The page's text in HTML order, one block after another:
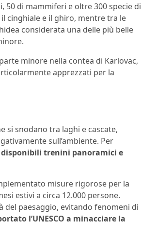
50 di mammiferi e oltre 300 specie di
cinghiale e il ghiro, mentre tra le
considerata una delle più belle
minore nella contea di Karlovac,
apprezzati per la
si snodano tra laghi e cascate,
sull’ambiente. Per
trenini panoramici e
misure rigorose per la
estivi a circa 12.000 persone.
del paesaggio, evitando fenomeni di
l’UNESCO a minacciare la